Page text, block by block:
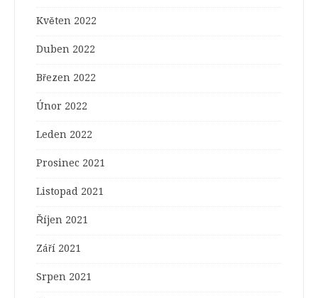
Květen 2022
Duben 2022
Březen 2022
Únor 2022
Leden 2022
Prosinec 2021
Listopad 2021
Říjen 2021
Září 2021
Srpen 2021